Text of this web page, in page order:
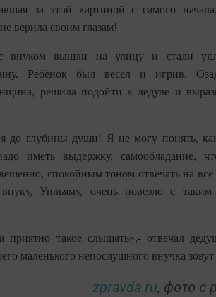
за этой картиной с самого
верила своим глазам!
внуком вышли на улицу и стали
Ребёнок был весел и игрив.
решила подойти к дедуле и
до глубины души! Я не могу понять,
иметь выдержку, самообладание,
спокойным тоном отвечать на
Уильяму, очень повезло с
приятно такое слышать»,- отвечал
маленького непослушного внучка
zpravda.ru, фото с